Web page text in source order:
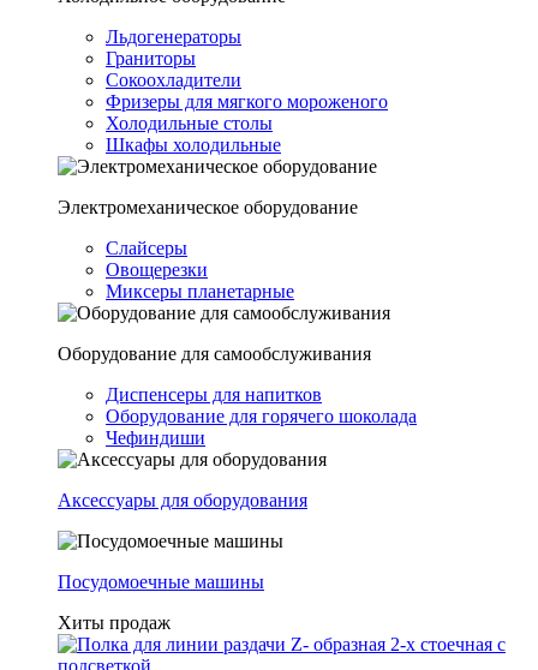
Льдогенераторы
Граниторы
Сокоохладители
Фризеры для мягкого мороженого
Холодильные столы
Шкафы холодильные
Электромеханическое оборудование
Слайсеры
Овощерезки
Миксеры планетарные
Оборудование для самообслуживания
Диспенсеры для напитков
Оборудование для горячего шоколада
Чефиндиши
Аксессуары для оборудования
Посудомоечные машины
Хиты продаж